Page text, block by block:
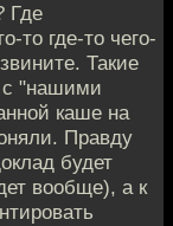
Где
то где-то чего-
Такие
с "нашими
каше на
Правду
будет
вообще), а к